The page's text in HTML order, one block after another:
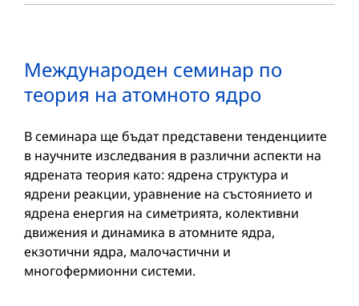
Mеждународен семинар по
теория на атомното ядро
В семинара ще бъдат представени тенденциите
в научните изследвания в различни аспекти на
ядрената теория като: ядрена структура и
ядрени реакции, уравнение на състоянието и
ядрена енергия на симетрията, колективни
движения и динамика в атомните ядра,
екзотични ядра, малочастични и
многофермионни системи.